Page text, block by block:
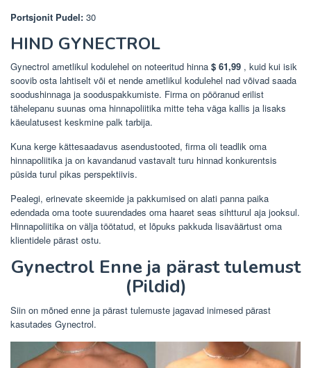
Portsjonit Pudel: 30
HIND GYNECTROL
Gynectrol ametlikul kodulehel on noteeritud hinna $ 61,99 , kuid kui isik
soovib osta lahtiselt või et nende ametlikul kodulehel nad võivad saada
soodushinnaga ja sooduspakkumiste. Firma on pööranud erilist
tähelepanu suunas oma hinnapoliitika mitte teha väga kallis ja lisaks
käeulatusest keskmine palk tarbija.
Kuna kerge kättesaadavus asendustooted, firma oli teadlik oma
hinnapoliitika ja on kavandanud vastavalt turu hinnad konkurentsis
püsida turul pikas perspektiivis.
Pealegi, erinevate skeemide ja pakkumised on alati panna paika
edendada oma toote suurendades oma haaret seas sihtturul aja jooksul.
Hinnapoliitika on välja töötatud, et lõpuks pakkuda lisaväärtust oma
klientidele pärast ostu.
Gynectrol Enne ja pärast tulemust
(Pildid)
Siin on mõned enne ja pärast tulemuste jagavad inimesed pärast
kasutades Gynectrol.